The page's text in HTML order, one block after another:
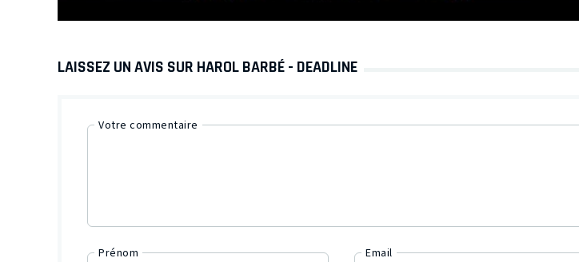
LAISSEZ UN AVIS SUR HAROL BARBÉ - DEADLINE
Votre commentaire
Prénom Email